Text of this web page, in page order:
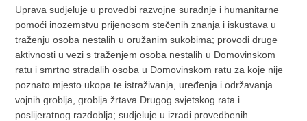
Uprava sudjeluje u provedbi razvojne suradnje i humanitarne
pomoći inozemstvu prijenosom stečenih znanja i iskustava u
traženju osoba nestalih u oružanim sukobima; provodi druge
aktivnosti u vezi s traženjem osoba nestalih u Domovinskom
ratu i smrtno stradalih osoba u Domovinskom ratu za koje nije
poznato mjesto ukopa te istraživanja, uređenja i održavanja
vojnih groblja, groblja žrtava Drugog svjetskog rata i
poslijeratnog razdoblja; sudjeluje u izradi provedbenih